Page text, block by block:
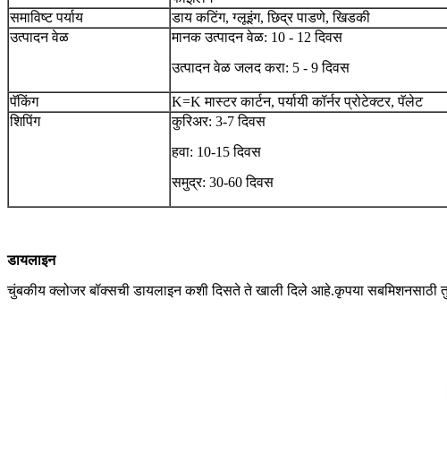
समाविष्ट पर्याय
डाय कटिंग, ग्लूइंग, छिद्र पाडणे, खिडकी
उत्पादन वेळ
मानक उत्पादन वेळ: 10 - 12 दिवस
उत्पादन वेळ जलद करा: 5 - 9 दिवस
पॅकिंग
K=K मास्टर कार्टन, पर्यायी कॉर्नर प्रोटेक्टर, पॅलेट
शिपिंग
कुरिअर: 3-7 दिवस
हवा: 10-15 दिवस
समुद्र: 30-60 दिवस
डायलाइन
चुंबकीय क्लोजर बॉक्सची डायलाइन कशी दिसते ते खाली दिले आहे.कृपया सबमिशनसाठी